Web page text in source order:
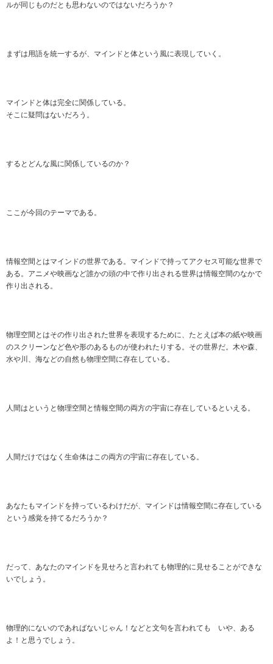
ルが同じものだとも思わないのではないだろうか？
まずは用語を統一するが、マインドと体という風に表現していく。
マインドと体は完全に関係している。
そこに疑問はないだろう。
するとどんな風に関係しているのか？
ここが今回のテーマである。
情報空間とはマインドの世界である。マインドで持ってアクセス可能な世界で
ある。アニメや映画など誰かの頭の中で作り出される世界は情報空間のなかで
作り出される。
物理空間とはその作り出された世界を表現するために、たとえば本の紙や映画
のスクリーンなど色や形のあるものが使われたりする。その世界だ。木や森、
水や川、海などの自然も物理空間に存在している。
人間はというと物理空間と情報空間の両方の宇宙に存在しているといえる。
人間だけではなく生命体はこの両方の宇宙に存在している。
あなたもマインドを持っているわけだが、マインドは情報空間に存在している
という感覚を持てるだろうか？
だって、あなたのマインドを見せろと言われても物理的に見せることができな
いでしょう。
物理的にないのであればないじゃん！などと文句を言われても いや、ある
よ！と思うでしょう。